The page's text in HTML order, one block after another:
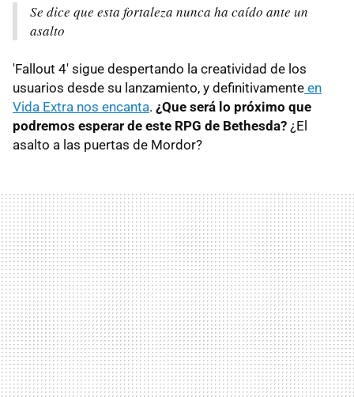
Se dice que esta fortaleza nunca ha caído ante un
asalto
'Fallout 4' sigue despertando la creatividad de los
usuarios desde su lanzamiento, y definitivamente en
Vida Extra nos encanta. ¿Que será lo próximo que
podremos esperar de este RPG de Bethesda? ¿El
asalto a las puertas de Mordor?